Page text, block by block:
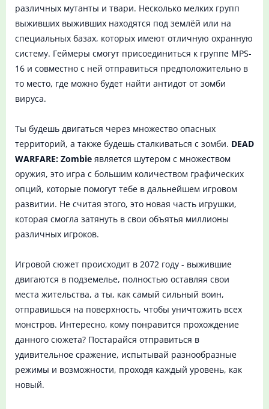
различных мутанты и твари. Несколько мелких групп
выживших выживших находятся под землёй или на
специальных базах, которых имеют отличную охранную
систему. Геймеры смогут присоединиться к группе MPS-
16 и совместно с ней отправиться предположительно в
то место, где можно будет найти антидот от зомби
вируса.
Ты будешь двигаться через множество опасных
территорий, а также будешь сталкиваться с зомби. DEAD
WARFARE: Zombie является шутером с множеством
оружия, это игра с большим количеством графических
опций, которые помогут тебе в дальнейшем игровом
развитии. Не считая этого, это новая часть игрушки,
которая смогла затянуть в свои объятья миллионы
различных игроков.
Игровой сюжет происходит в 2072 году - выжившие
двигаются в подземелье, полностью оставляя свои
места жительства, а ты, как самый сильный воин,
отправишься на поверхность, чтобы уничтожить всех
монстров. Интересно, кому понравится прохождение
данного сюжета? Постарайся отправиться в
удивительное сражение, испытывай разнообразные
режимы и возможности, проходя каждый уровень, как
новый.